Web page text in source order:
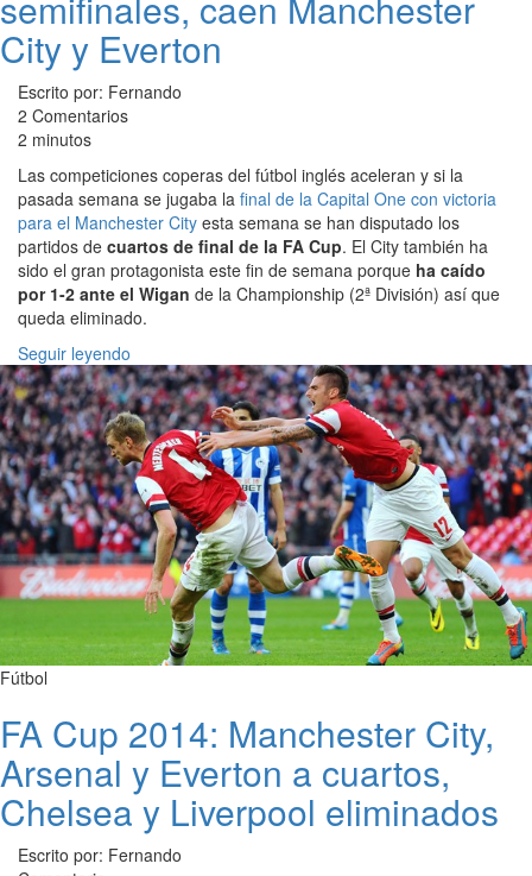
City y Everton
Escrito por: Fernando
2 Comentarios
2 minutos
Las competiciones coperas del fútbol inglés aceleran y si la
pasada semana se jugaba la final de la Capital One con victoria
para el Manchester City esta semana se han disputado los
partidos de cuartos de final de la FA Cup. El City también ha
sido el gran protagonista este fin de semana porque ha caído
por 1-2 ante el Wigan de la Championship (2ª División) así que
queda eliminado.
Seguir leyendo
Fútbol
FA Cup 2014: Manchester City,
Arsenal y Everton a cuartos,
Chelsea y Liverpool eliminados
Escrito por: Fernando